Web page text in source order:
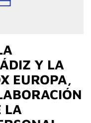
Y LA
EUROPA,
LA